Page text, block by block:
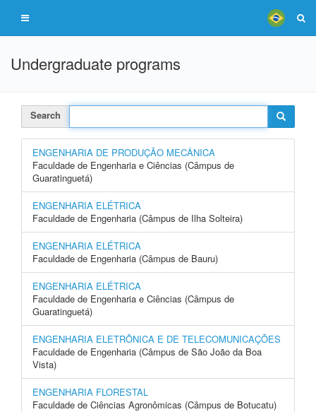
Undergraduate programs
Search
ENGENHARIA DE PRODUÇÃO MECÂNICA
Faculdade de Engenharia e Ciências (Câmpus de
Guaratinguetá)
ENGENHARIA ELÉTRICA
Faculdade de Engenharia (Câmpus de Ilha Solteira)
ENGENHARIA ELÉTRICA
Faculdade de Engenharia (Câmpus de Bauru)
ENGENHARIA ELÉTRICA
Faculdade de Engenharia e Ciências (Câmpus de
Guaratinguetá)
ENGENHARIA ELETRÔNICA E DE TELECOMUNICAÇÕES
Faculdade de Engenharia (Câmpus de São João da Boa
Vista)
ENGENHARIA FLORESTAL
Faculdade de Ciências Agronômicas (Câmpus de Botucatu)